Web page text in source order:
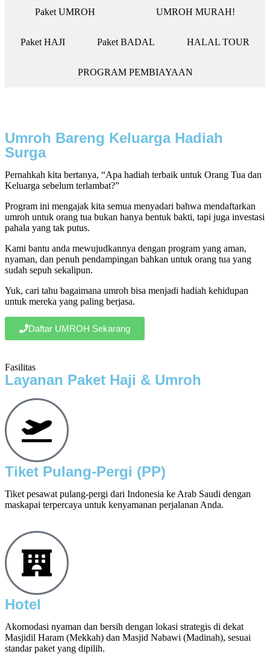
Paket UMROH UMROH MURAH!
Paket HAJI Paket BADAL HALAL TOUR
PROGRAM PEMBIAYAAN
Umroh Bareng Keluarga Hadiah
Surga
Pernahkah kita bertanya, “Apa hadiah terbaik untuk Orang Tua dan
Keluarga sebelum terlambat?”
Program ini mengajak kita semua menyadari bahwa mendaftarkan
umroh untuk orang tua bukan hanya bentuk bakti, tapi juga investasi
pahala yang tak putus.
Kami bantu anda mewujudkannya dengan program yang aman,
nyaman, dan penuh pendampingan bahkan untuk orang tua yang
sudah sepuh sekalipun.
Yuk, cari tahu bagaimana umroh bisa menjadi hadiah kehidupan
untuk mereka yang paling berjasa.
Daftar UMROH Sekarang
Fasilitas
Layanan Paket Haji & Umroh
Tiket Pulang-Pergi (PP)
Tiket pesawat pulang-pergi dari Indonesia ke Arab Saudi dengan
maskapai terpercaya untuk kenyamanan perjalanan Anda.
Hotel
Akomodasi nyaman dan bersih dengan lokasi strategis di dekat
Masjidil Haram (Mekkah) dan Masjid Nabawi (Madinah), sesuai
standar paket yang dipilih.